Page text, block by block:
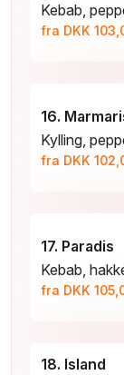
Kebab,
fra DKK
16.
Kylling,
fra DKK
17. Paradis
Kebab,
fra DKK
18. Island